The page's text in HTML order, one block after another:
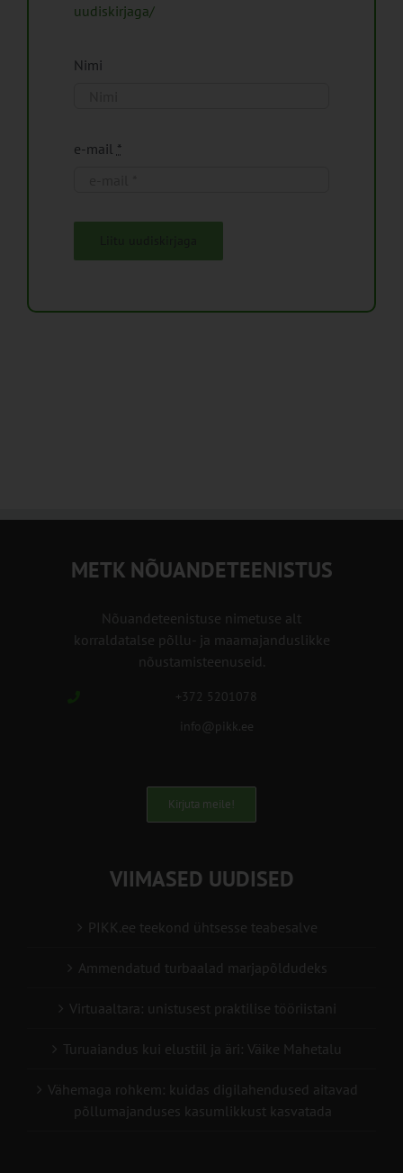
uudiskirjaga/
Nimi
e-mail *
METK NÕUANDETEENISTUS
Nõuandeteenistuse nimetuse alt
korraldatalse põllu- ja maamajanduslikke
nõustamisteenuseid.
+372 5201078
info@pikk.ee
Kirjuta meile!
VIIMASED UUDISED
PIKK.ee teekond ühtsesse teabesalve
Ammendatud turbaalad marjapõldudeks
Virtuaaltara: unistusest praktilise tööriistani
Turuaiandus kui elustiil ja äri: Väike Mahetalu
Vähemaga rohkem: kuidas digilahendused aitavad
põllumajanduses kasumlikkust kasvatada